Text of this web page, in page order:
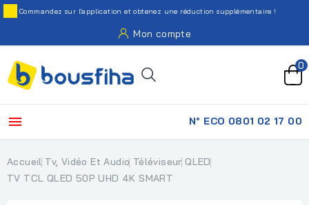
Commandez sur l'application et obtenez une réduction supplémentaire !
Mon compte
0
 N° ECO 0801 02 17 00
Accueil Tv, Vidéo Et Audio Téléviseur QLED
TV TCL QLED 50P UHD 4K SMART